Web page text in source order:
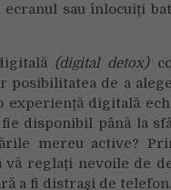
sau înlocuiți
(digital detox)
posibilitatea de a
digitală
disponibil până la
mereu active?
vă reglați nevoile de
a fi distrași de telefon.